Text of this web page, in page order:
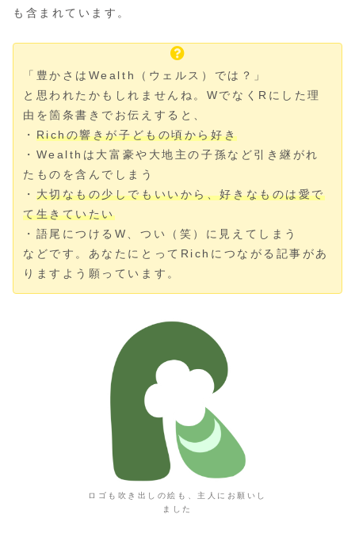
も含まれています。
「豊かさはWealth（ウェルス）では？」
と思われたかもしれませんね。WでなくRにした理
由を箇条書きでお伝えすると、
・ Richの響きが子どもの頃から好き
・Wealthは大富豪や大地主の子孫など引き継がれ
たものを含んでしまう
・ 大切なもの少しでもいいから、好きなものは愛で
て生きていたい
・語尾につけるW、つい（笑）に見えてしまう
などです。あなたにとってRichにつながる記事があ
りますよう願っています。
ロゴも吹き出しの絵も、主人にお願いし
ました